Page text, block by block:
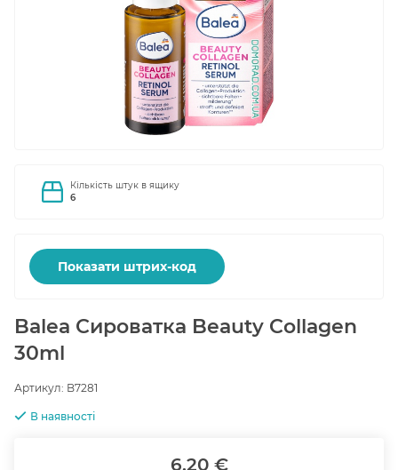
Кількість штук в ящику
6
Показати штрих-код
Balea Сироватка Beauty Collagen
30ml
Артикул: B7281
В наявності
6.20 €